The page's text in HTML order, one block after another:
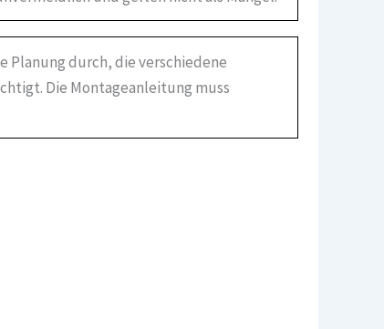
Planung durch, die verschiedene
Die Montageanleitung muss